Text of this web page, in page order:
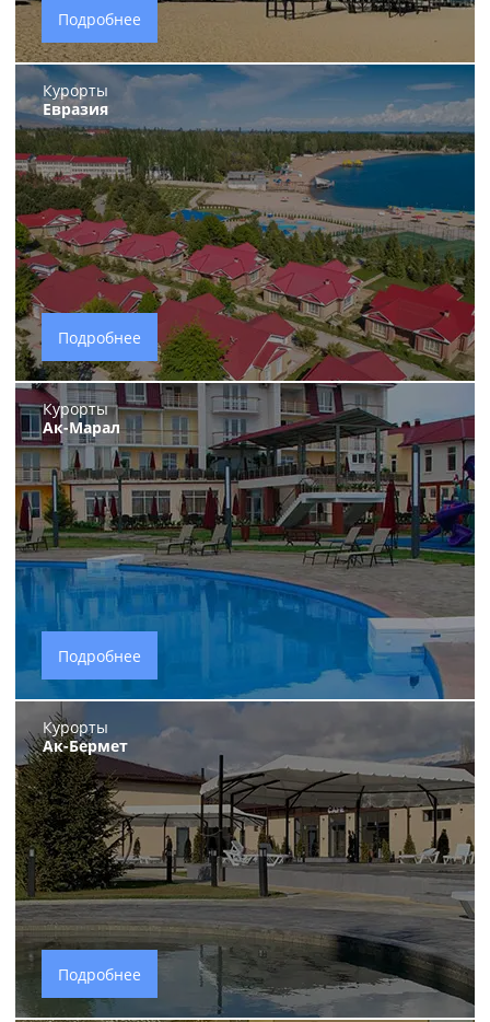
Подробнее
Курорты
Евразия
Подробнее
Курорты
Ак-Марал
Подробнее
Курорты
Ак-Бермет
Подробнее